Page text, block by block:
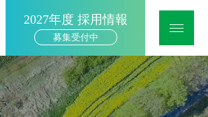
2027年度 採用情報
募集受付中